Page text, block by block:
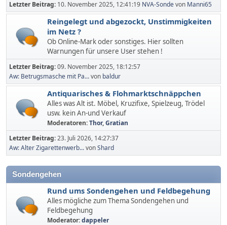
Letzter Beitrag: 10. November 2025, 12:41:19 NVA-Sondevon Manni65
Reingelegt und abgezockt, Unstimmigkeiten
im Netz ?
Ob Online-Mark oder sonstiges. Hier sollten
Warnungen für unsere User stehen !
Letzter Beitrag:09. November 2025, 18:12:57
Aw: Betrugsmasche mit Pa...von baldur
Antiquarisches & Flohmarktschnäppchen
Alles was Alt ist. Möbel, Kruzifixe, Spielzeug, Trödel
usw. kein An-und Verkauf
Moderatoren:Thor,Gratian
Letzter Beitrag:23. Juli 2026, 14:27:37
Aw: Alter Zigarettenwerb...vonShard
Sondengehen
Rund ums Sondengehen und Feldbegehung
Alles mögliche zum Thema Sondengehen und
Feldbegehung
Moderator:dappeler